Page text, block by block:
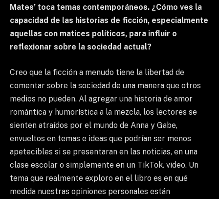
Mates’ toca temas contemporáneos. ¿Cómo ves la
capacidad de las historias de ficción, especialmente
aquellas con matices políticos, para influir o
reflexionar sobre la sociedad actual?
Creo que la ficción a menudo tiene la libertad de
comentar sobre la sociedad de una manera que otros
medios no pueden. Al agregar una historia de amor
romántica y humorística a la mezcla, los lectores se
sienten atraídos por el mundo de Anna y Gabe,
envueltos en temas e ideas que podrían ser menos
apetecibles si se presentaran en las noticias, en una
clase escolar o simplemente en un TikTok. video. Un
tema que realmente exploro en el libro es en qué
medida nuestras opiniones personales están